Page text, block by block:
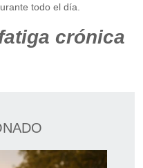
todo el día.
crónica